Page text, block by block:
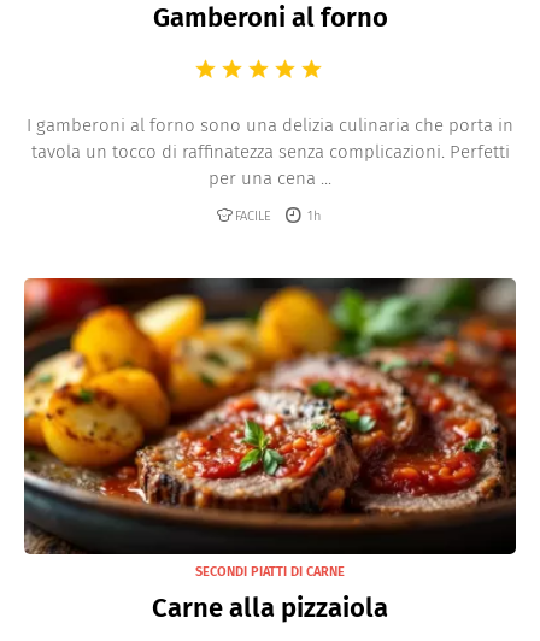
Gamberoni al forno
I gamberoni al forno sono una delizia culinaria che porta in
tavola un tocco di raffinatezza senza complicazioni. Perfetti
per una cena ...
FACILE 1h
SECONDI PIATTI DI CARNE
Carne alla pizzaiola